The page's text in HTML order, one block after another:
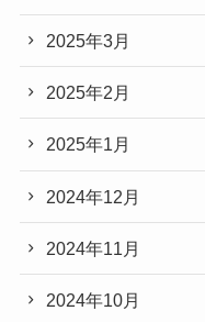
2025年3月
2025年2月
2025年1月
2024年12月
2024年11月
2024年10月